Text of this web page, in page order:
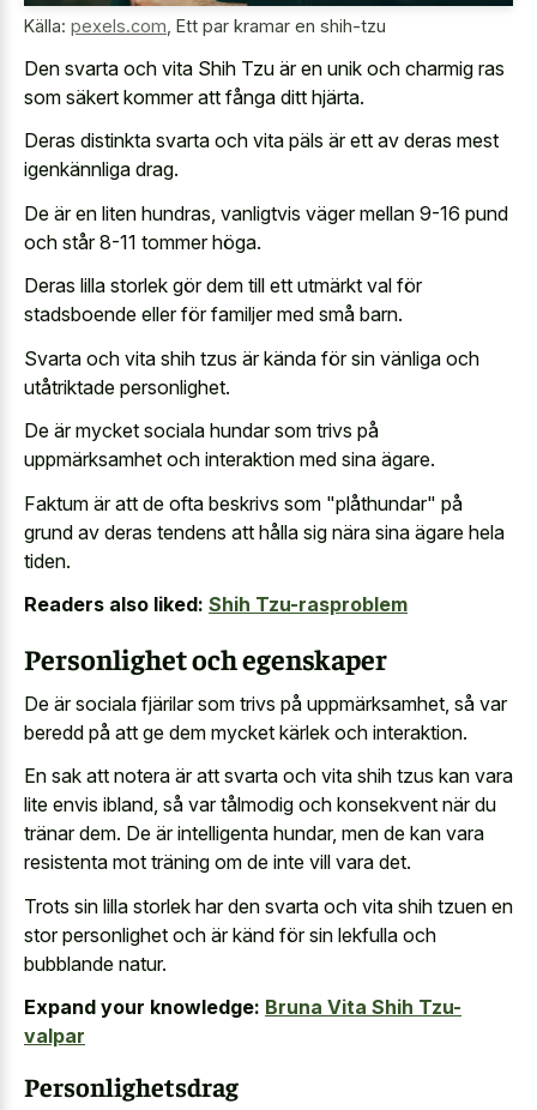
Källa: pexels.com Ett par kramar en shih-tzu
Den svarta och vita Shih Tzu är en unik och charmig ras
som säkert kommer att fånga ditt hjärta.
Deras distinkta svarta och vita päls är ett av deras mest
igenkännliga drag.
De är en liten hundras, vanligtvis väger mellan 9-16 pund
och står 8-11 tommer höga.
Deras lilla storlek gör dem till ett utmärkt val för
stadsboende eller för familjer med små barn.
Svarta och vita shih tzus är kända för sin vänliga och
utåtriktade personlighet.
De är mycket sociala hundar som trivs på
uppmärksamhet och interaktion med sina ägare.
Faktum är att de ofta beskrivs som "plåthundar" på
grund av deras tendens att hålla sig nära sina ägare hela
tiden.
Readers also liked: Shih Tzu-rasproblem
Personlighet och egenskaper
De är sociala fjärilar som trivs på uppmärksamhet, så var
beredd på att ge dem mycket kärlek och interaktion.
En sak att notera är att svarta och vita shih tzus kan vara
lite envis ibland, så var tålmodig och konsekvent när du
tränar dem. De är intelligenta hundar, men de kan vara
resistenta mot träning om de inte vill vara det.
Trots sin lilla storlek har den svarta och vita shih tzuen en
stor personlighet och är känd för sin lekfulla och
bubblande natur.
Expand your knowledge: Bruna Vita Shih Tzu-
valpar
Personlighetsdrag